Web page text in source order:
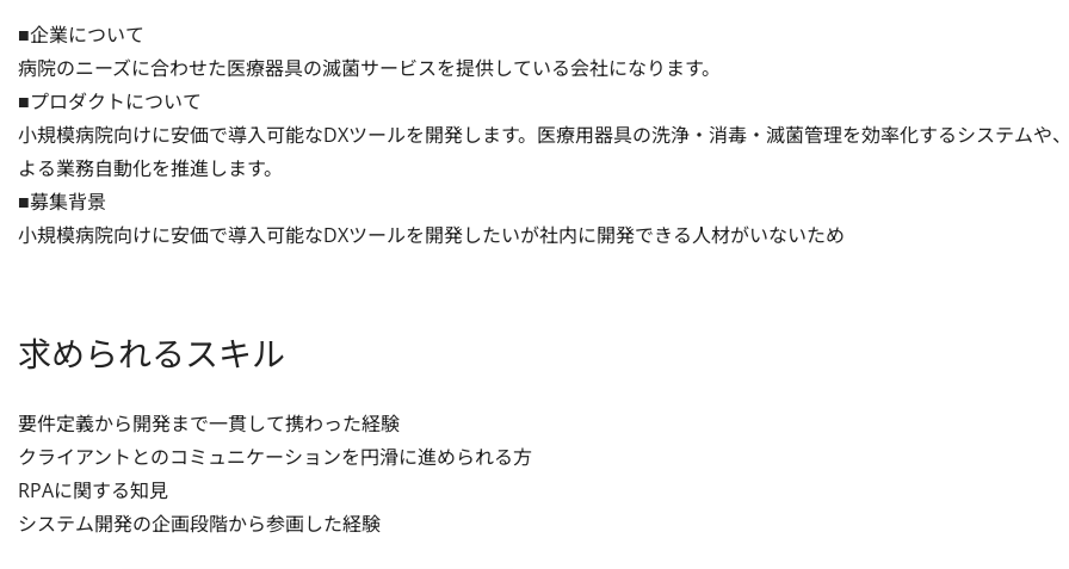
■企業について
病院のニーズに合わせた医療器具の滅菌サービスを提供している会社になります。
■プロダクトについて
小規模病院向けに安価で導入可能なDXツールを開発します。医療用器具の洗浄・消毒・滅菌管理を効率化するシステムや
よる業務自動化を推進します。
■募集背景
小規模病院向けに安価で導入可能なDXツールを開発したいが社内に開発できる人材がいないため
求められるスキル
要件定義から開発まで一貫して携わった経験
クライアントとのコミュニケーションを円滑に進められる方
RPAに関する知見
システム開発の企画段階から参画した経験